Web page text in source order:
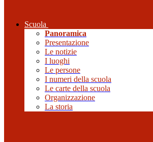
Scuola
Panoramica
Presentazione
Le notizie
I luoghi
Le persone
I numeri della scuola
Le carte della scuola
Organizzazione
La storia